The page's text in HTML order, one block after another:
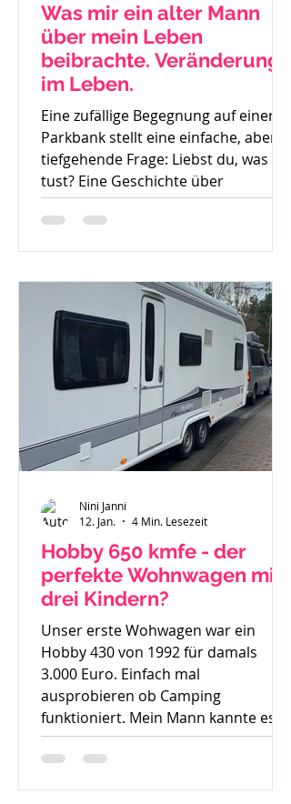
Was mir ein alter Mann
über mein Leben
beibrachte. Veränderung
im Leben.
Eine zufällige Begegnung auf einer
Parkbank stellt eine einfache, aber
tiefgehende Frage: Liebst du, was du
tust? Eine Geschichte über
Gedanken, Mut und den ersten
Schritt zur Veränderung.
Hobby 650 kmfe - der
perfekte Wohnwagen mit
drei Kindern?
Unser erste Wohwagen war ein
Hobby 430 von 1992 für damals
3.000 Euro. Einfach mal
ausprobieren ob Camping
funktioniert. Mein Mann kannte es
gar nicht, ich bin mit Wohnwagen
und Wohnmobilen groß geworden -
Nini Janni
12. Jan.
4 Min. Lesezeit